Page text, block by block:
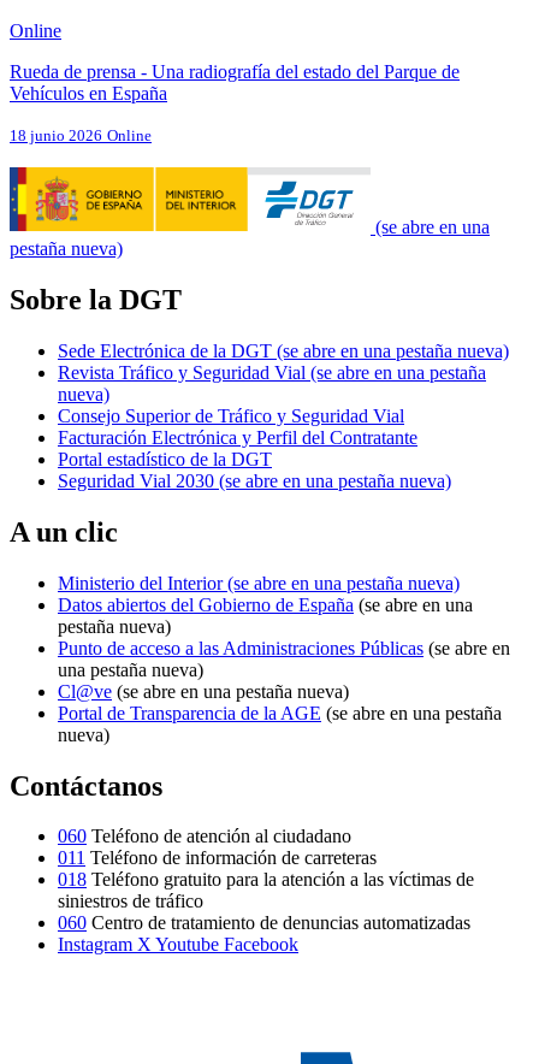
Online
Rueda de prensa - Una radiografía del estado del Parque de
Vehículos en España
18 junio 2026 Online
(se abre en una
pestaña nueva)
Sobre la DGT
Sede Electrónica de la DGT (se abre en una pestaña nueva)
Revista Tráfico y Seguridad Vial (se abre en una pestaña
nueva)
Consejo Superior de Tráfico y Seguridad Vial
Facturación Electrónica y Perfil del Contratante
Portal estadístico de la DGT
Seguridad Vial 2030 (se abre en una pestaña nueva)
A un clic
Ministerio del Interior(se abre en una pestaña nueva)
Datos abiertos del Gobierno de España (se abre en una
pestaña nueva)
Punto de acceso a las Administraciones Públicas (se abre en
una pestaña nueva)
Cl@ve (se abre en una pestaña nueva)
Portal de Transparencia de la AGE (se abre en una pestaña
nueva)
Contáctanos
060 Teléfono de atención al ciudadano
011 Teléfono de información de carreteras
018 Teléfono gratuito para la atención a las víctimas de
siniestros de tráfico
060 Centro de tratamiento de denuncias automatizadas
Instagram XYoutube Facebook